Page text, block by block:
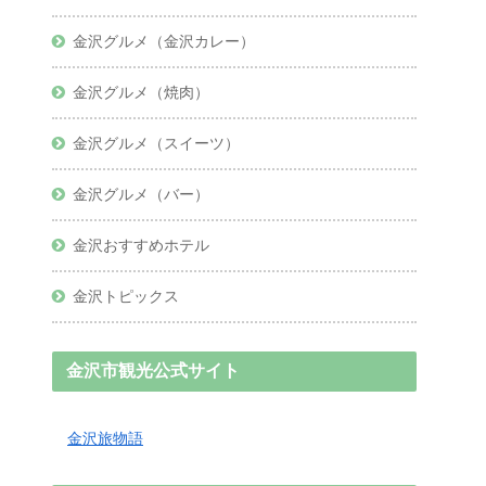
金沢グルメ（金沢カレー）
金沢グルメ（焼肉）
金沢グルメ（スイーツ）
金沢グルメ（バー）
金沢おすすめホテル
金沢トピックス
金沢市観光公式サイト
金沢旅物語